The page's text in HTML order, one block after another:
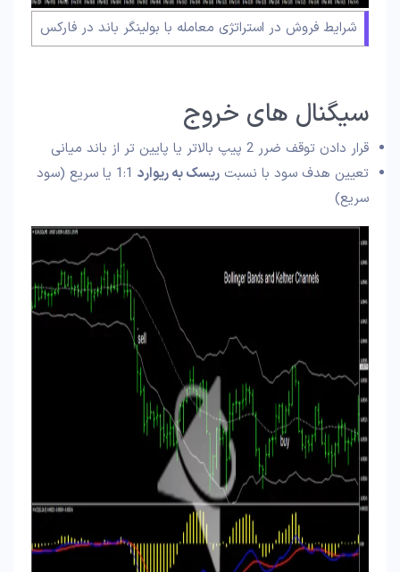
شرایط فروش در استراتژی معامله با بولینگر باند در فارکس
سیگنال‌ های خروج
قرار دادن توقف ضرر 2 پیپ بالاتر یا پایین‌ تر از باند میانی
تعیین هدف سود با نسبت ریسک به ریوارد
1:1 یا سریع (سود
سریع)